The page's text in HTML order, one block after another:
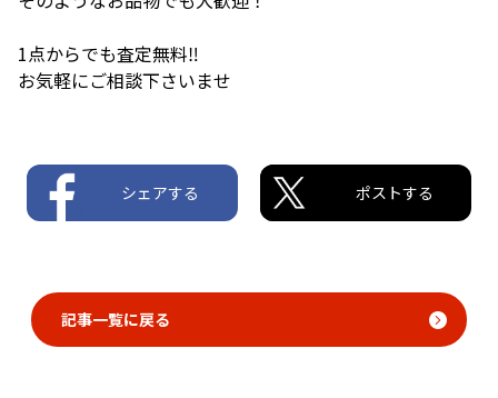
1点からでも査定無料‼
お気軽にご相談下さいませ
シェアする ポストする
記事一覧に戻る